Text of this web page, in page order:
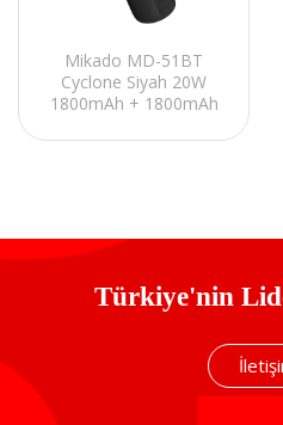
Mikado MD-51BT
Cyclone Siyah 20W
1800mAh + 1800mAh
Mıknatıslı Bluetooth
Türkiye'nin